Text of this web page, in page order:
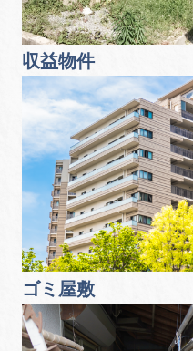
収益物件
ゴミ屋敷